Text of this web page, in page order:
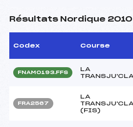
Résultats Nordique 2010
Codex Course
FNAM0193.FFS
LA
FRA2567
LA
(FIS)